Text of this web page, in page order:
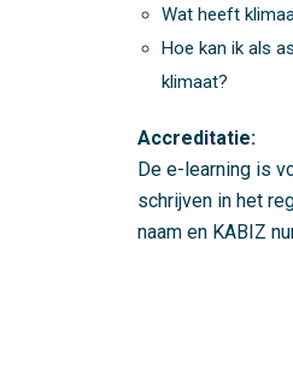
Wat heeft
Hoe kan ik als
klimaat?
Accreditatie:
De e-learning is
schrijven in het
naam en KABIZ